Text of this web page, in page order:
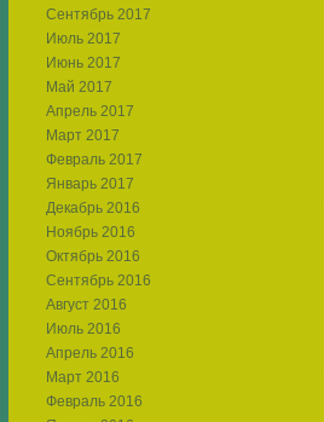
Сентябрь 2017
Июль 2017
Июнь 2017
Май 2017
Апрель 2017
Март 2017
Февраль 2017
Январь 2017
Декабрь 2016
Ноябрь 2016
Октябрь 2016
Сентябрь 2016
Август 2016
Июль 2016
Апрель 2016
Март 2016
Февраль 2016